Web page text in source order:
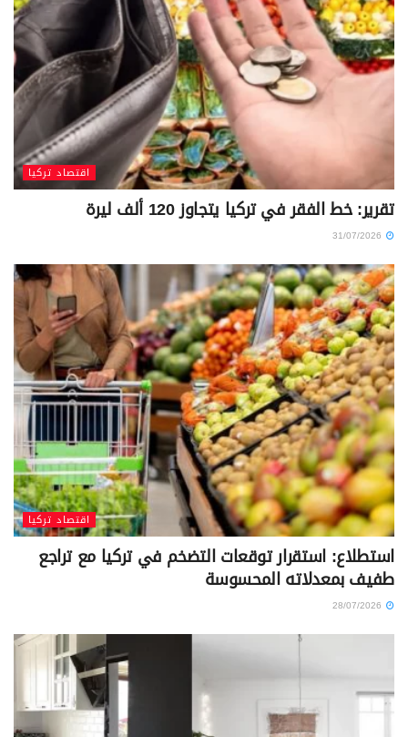
اقتصاد تركيا
تقرير: خط الفقر في تركيا يتجاوز 120 ألف ليرة
اقتصاد تركيا
استطلاع: استقرار توقعات التضخم في تركيا مع تراجع
طفيف بمعدلاته المحسوسة